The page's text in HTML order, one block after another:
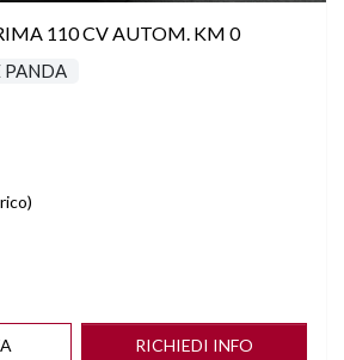
110 CV AUTOM. KM 0
PANDA
RICHIEDI INFO